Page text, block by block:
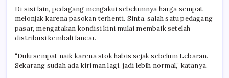
Di sisi lain, pedagang mengakui sebelumnya harga sempat
melonjak karena pasokan terhenti. Sinta, salah satu pedagang
pasar, mengatakan kondisi kini mulai membaik setelah
distribusi kembali lancar.
“Dulu sempat naik karena stok habis sejak sebelum Lebaran.
Sekarang sudah ada kiriman lagi, jadi lebih normal,” katanya.